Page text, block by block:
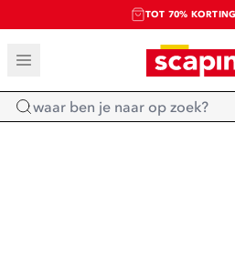
TOT 70%
SALE: LAATSTE
SHOP
Home